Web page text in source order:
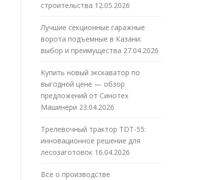
строительства 12.05.2026
Лучшие секционные гаражные
ворота подъемные в Казани:
выбор и преимущества 27.04.2026
Купить новый экскаватор по
выгодной цене — обзор
предложений от Синотех
Машинери 23.04.2026
Трелевочный трактор TDT-55:
инновационное решение для
лесозаготовок 16.04.2026
Все о производстве